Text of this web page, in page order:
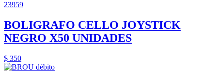
23959
BOLIGRAFO CELLO JOYSTICK
NEGRO X50 UNIDADES
$ 350